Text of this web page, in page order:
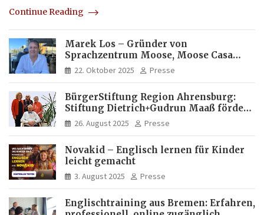
Continue Reading
Marek Los – Gründer von
Sprachzentrum Moose, Moose Casa
Italia und Apartamento Brasil |
22. Oktober 2025 Presse
BürgerStiftung Region Ahrensburg:
Stiftung Dietrich+Gudrun Maaß fördert
Deutschkenntnisse von Frauen
26. August 2025 Presse
Novakid – Englisch lernen für Kinder
leicht gemacht
3. August 2025 Presse
Englischtraining aus Bremen: Erfahren,